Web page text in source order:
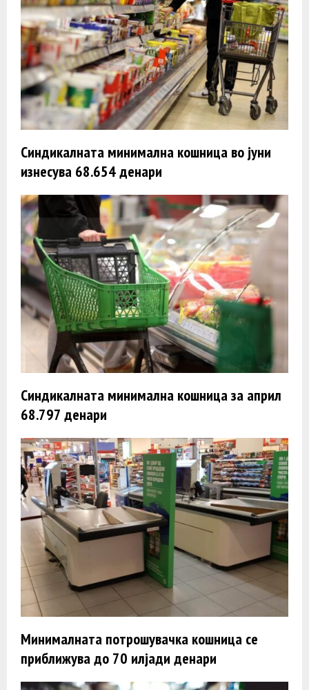
Синдикалната минимална кошница во јуни
изнесува 68.654 денари
Синдикалната минимална кошница за април
68.797 денари
Минималната потрошувачка кошница се
приближува до 70 илјади денари